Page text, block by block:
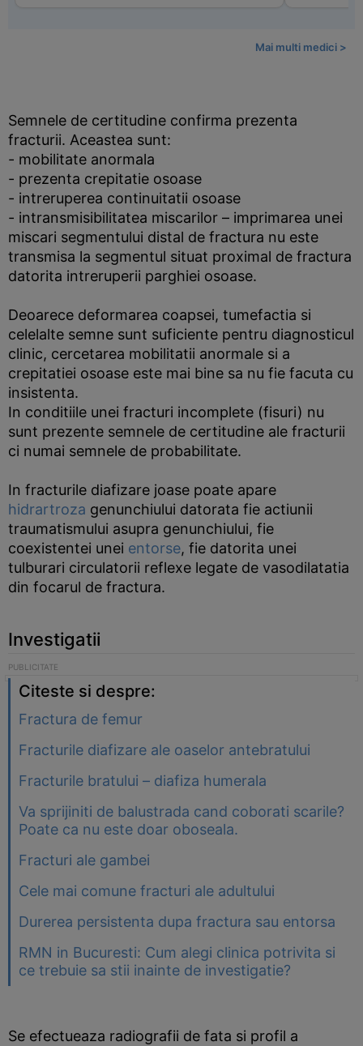
Mai multi medici >
Semnele de certitudine confirma prezenta
fracturii. Aceastea sunt:
- mobilitate anormala
- prezenta crepitatie osoase
- intreruperea continuitatii osoase
- intransmisibilitatea miscarilor – imprimarea unei
miscari segmentului distal de fractura nu este
transmisa la segmentul situat proximal de fractura
datorita intreruperii parghiei osoase.
Deoarece deformarea coapsei, tumefactia si
celelalte semne sunt suficiente pentru diagnosticul
clinic, cercetarea mobilitatii anormale si a
crepitatiei osoase este mai bine sa nu fie facuta cu
insistenta.
In conditiile unei fracturi incomplete (fisuri) nu
sunt prezente semnele de certitudine ale fracturii
ci numai semnele de probabilitate.
In fracturile diafizare joase poate apare
hidrartroza genunchiului datorata fie actiunii
traumatismului asupra genunchiului, fie
coexistentei unei entorse, fie datorita unei
tulburari circulatorii reflexe legate de vasodilatatia
din focarul de fractura.
Investigatii
Citeste si despre:
Fractura de femur
Fracturile diafizare ale oaselor antebratului
Fracturile bratului – diafiza humerala
Va sprijiniti de balustrada cand coborati scarile?
Poate ca nu este doar oboseala.
Fracturi ale gambei
Cele mai comune fracturi ale adultului
Durerea persistenta dupa fractura sau entorsa
RMN in Bucuresti: Cum alegi clinica potrivita si
ce trebuie sa stii inainte de investigatie?
Se efectueaza radiografii de fata si profil a